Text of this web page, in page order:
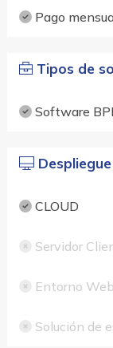
Pago
Tipos de
Software
Despliegue
CLOUD
Servidor
Entorno Web
Solución de